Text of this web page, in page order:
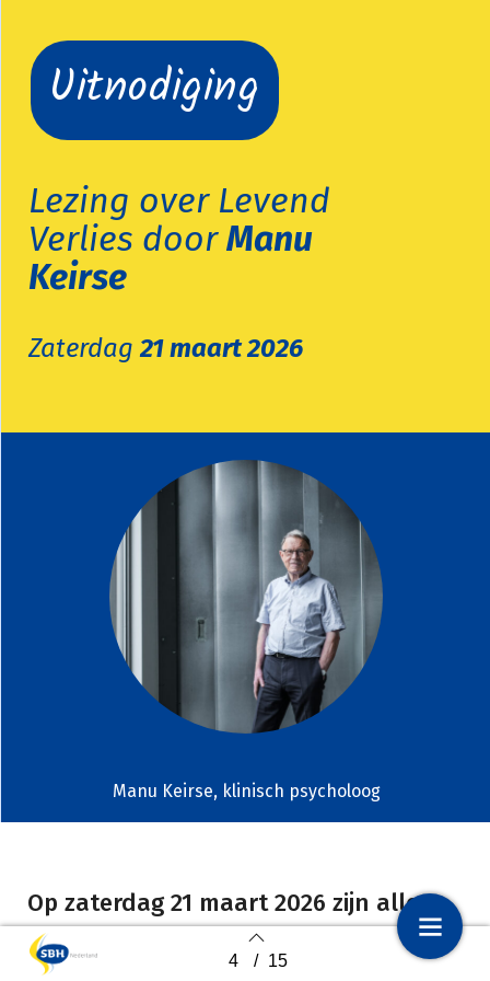
Voorpagina – 10e editie
4 / 15
Uitnodiging
Lezing over Levend
Verlies doorManu
Keirse
Zaterdag21 maart 2026
Manu Keirse, klinisch psycholoog
Op zaterdag 21 maart 2026 zijn alle
leden van SBH Nederland van harte
uitgenodigd voor een bijzondere